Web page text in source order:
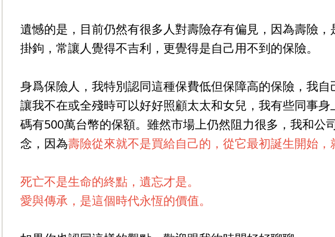
遺憾的是，目前仍然有很多人對壽險存有偏見，因為壽險
掛鉤，常讓人覺得不吉利，更覺得是自己用不到的保險。
身爲保險人，我特別認同這種保費低但保障高的保險，我自
讓我不在或全殘時可以好好照顧太太和女兒，我有些同事
碼有500萬台幣的保額。雖然市場上仍然阻力很多，我和公
念，因為壽險從來就不是買給自己的，從它最初誕生開始，
死亡不是生命的終點，遺忘才是。
愛與傳承，是這個時代永恆的價值。